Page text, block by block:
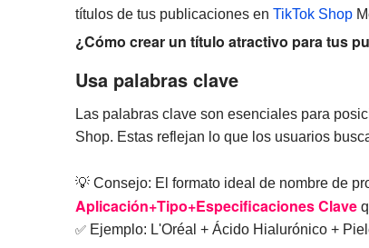
títulos de tus publicaciones en TikTok Shop
¿Cómo crear un título atractivo para tus
Usa palabras clave
Las palabras clave son esenciales para
Shop. Estas reflejan lo que los usuarios
💡 Consejo: El formato ideal de nombre de
Aplicación+Tipo+Especificaciones Clave
✅ Ejemplo: L'Oréal + Ácido Hialurónico +